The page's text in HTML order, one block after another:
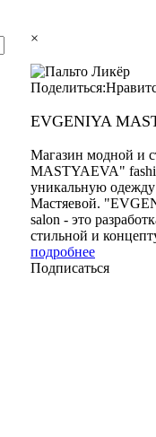
×
Поделиться:
EVGENIYA
Магазин модной и
MASTYAEVA"
уникальную одежду
Мастяевой.
salon - это
стильной и
подробнее
Подписаться